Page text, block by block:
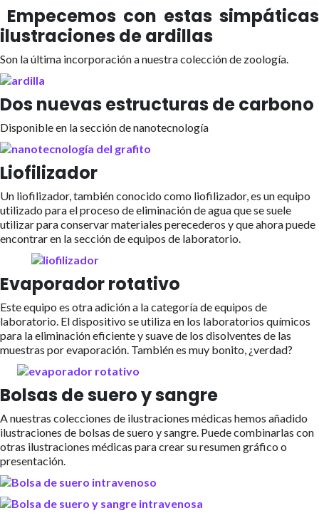
Empecemos con estas simpáticas
ilustraciones de ardillas
Son la última incorporación a nuestra colección de zoología.
Dos nuevas estructuras de carbono
Disponible en la sección de nanotecnología
Liofilizador
Un liofilizador, también conocido como liofilizador, es un equipo
utilizado para el proceso de eliminación de agua que se suele
utilizar para conservar materiales perecederos y que ahora puede
encontrar en la sección de equipos de laboratorio.
Evaporador rotativo
Este equipo es otra adición a la categoría de equipos de
laboratorio. El dispositivo se utiliza en los laboratorios químicos
para la eliminación eficiente y suave de los disolventes de las
muestras por evaporación. También es muy bonito, ¿verdad?
Bolsas de suero y sangre
A nuestras colecciones de ilustraciones médicas hemos añadido
ilustraciones de bolsas de suero y sangre. Puede combinarlas con
otras ilustraciones médicas para crear su resumen gráfico o
presentación.